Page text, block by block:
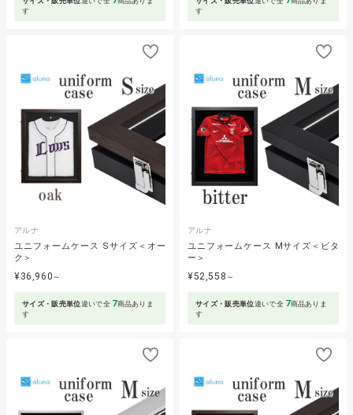
す
す
アルナ
ユニフォームケース Sサイズ＜オー
ク＞
¥36,960 ～
サイズ・販売単位違いで全 7商品ありま
す
アルナ
ユニフォームケース Mサイズ＜ビタ
ー＞
¥52,558 ～
サイズ・販売単位違いで全 7商品ありま
す